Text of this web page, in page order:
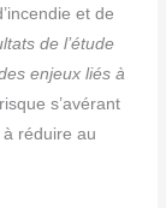
et de
de l’étude
enjeux liés à
s’avérant
à réduire au